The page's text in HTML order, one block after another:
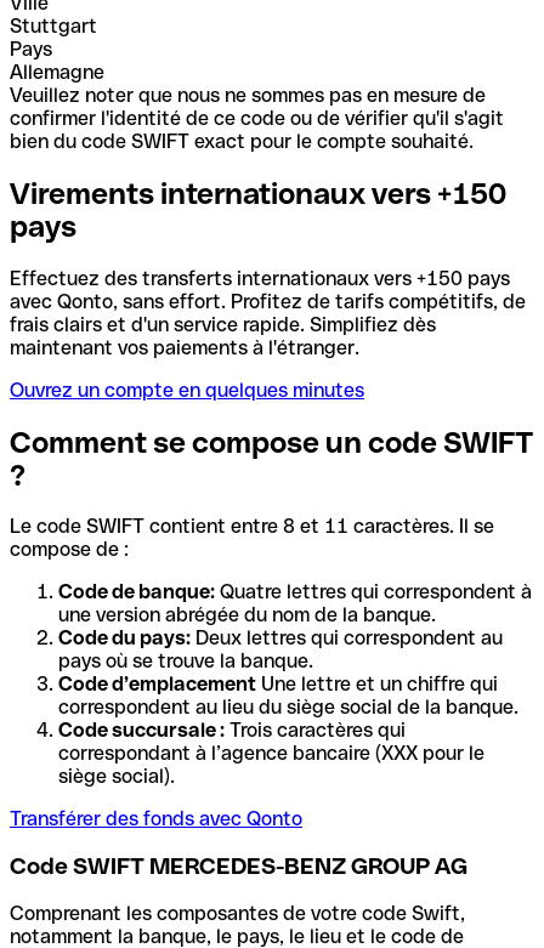
Stuttgart
Pays
Allemagne
Veuillez noter que nous ne sommes pas en mesure de
confirmer l'identité de ce code ou de vérifier qu'il s'agit
bien du code SWIFT exact pour le compte souhaité.
Virements internationaux vers +150
pays
Effectuez des transferts internationaux vers +150 pays
avec Qonto, sans effort. Profitez de tarifs compétitifs, de
frais clairs et d'un service rapide. Simplifiez dès
maintenant vos paiements à l'étranger.
Ouvrez un compte en quelques minutes
Comment se compose un code SWIFT
?
Le code SWIFT contient entre 8 et 11 caractères. Il se
compose de :
Code de banque: Quatre lettres qui correspondent à
une version abrégée du nom de la banque.
Code du pays: Deux lettres qui correspondent au
pays où se trouve la banque.
Code d’emplacement Une lettre et un chiffre qui
correspondent au lieu du siège social de la banque.
Code succursale : Trois caractères qui
correspondant à l’agence bancaire (XXX pour le
siège social).
Transférer des fonds avec Qonto
Code SWIFT MERCEDES-BENZ GROUP AG
Comprenant les composantes de votre code Swift,
notamment la banque, le pays, le lieu et le code de